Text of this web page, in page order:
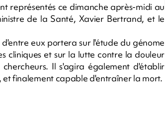
représentés ce dimanche après-midi au
de la Santé, Xavier Bertrand, et le
eux portera sur l'étude du génome
cliniques et sur la lutte contre la douleur
Il s'agira également d'établir
finalement capable d'entraîner la mort.